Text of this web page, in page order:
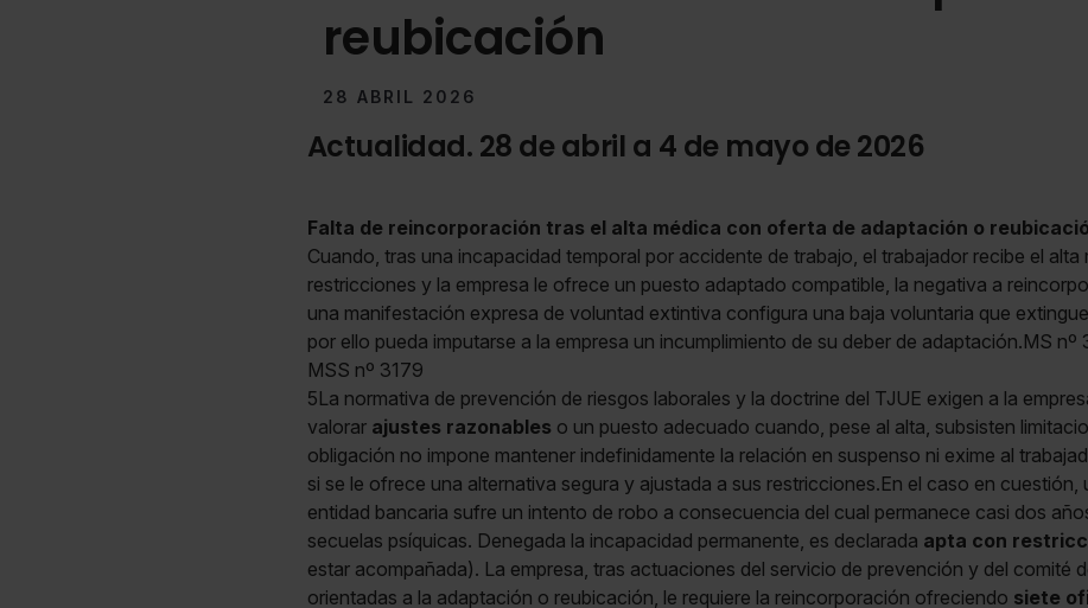
reubicación
28 ABRIL 2026
Actualidad. 28 de abril a 4 de mayo de 2026
Falta de reincorporación tras el alta médica con oferta de adaptación o
Cuando, tras una incapacidad temporal por accidente de trabajo, el trabajador recibe el alta
restricciones y la empresa le ofrece un puesto adaptado compatible, la negativa a
una manifestación expresa de voluntad extintiva configura una baja voluntaria que
por ello pueda imputarse a la empresa un incumplimiento de su deber de adaptación.MS
MSS nº 3179
5La normativa de prevención de riesgos laborales y la doctrine del TJUE exigen a la
valorar ajustes razonables o un puesto adecuado cuando, pese al alta, subsisten
obligación no impone mantener indefinidamente la relación en suspenso ni exime al
si se le ofrece una alternativa segura y ajustada a sus restricciones.En el caso en cuestión,
entidad bancaria sufre un intento de robo a consecuencia del cual permanece casi dos
secuelas psíquicas. Denegada la incapacidad permanente, es declarada apta con
estar acompañada). La empresa, tras actuaciones del servicio de prevención y del comité
orientadas a la adaptación o reubicación, le requiere la reincorporación ofreciendo siete